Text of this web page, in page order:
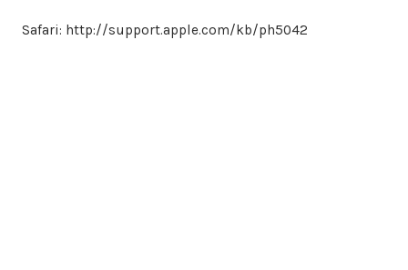
Safari: http://support.apple.com/kb/ph5042